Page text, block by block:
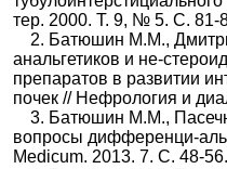
тер. 2000. Т. 9, № 5. С. 81-
2. Батюшин М.М.,
анальгетиков и не-
препаратов в развитии
почек // Нефрология и
3. Батюшин М.М.,
вопросы дифференци-
Medicum. 2013. 7. С. 48-56.